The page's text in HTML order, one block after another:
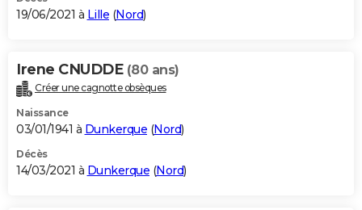
19/06/2021 à Lille (Nord)
Irene CNUDDE (80 ans)
Créer une cagnotte obsèques
Naissance
03/01/1941 à Dunkerque (Nord)
Décès
14/03/2021 à Dunkerque (Nord)